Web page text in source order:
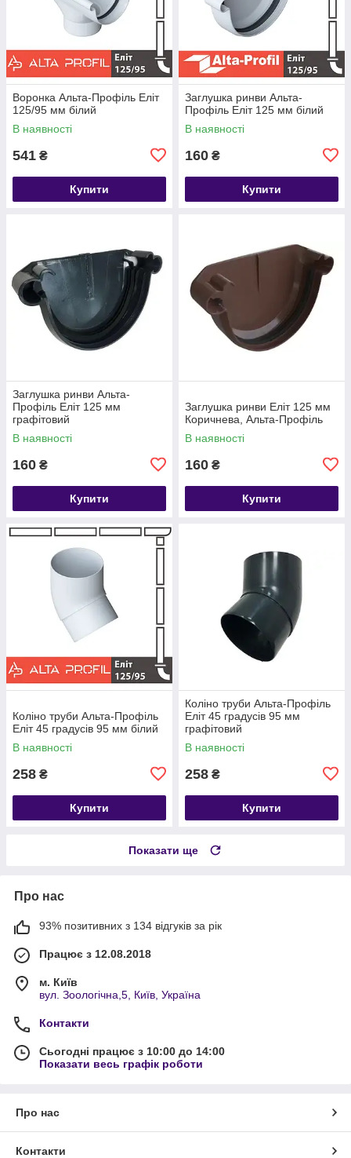
Воронка Альта-Профіль Еліт
125/95 мм білий
В наявності
541 ₴
Купити
Заглушка ринви Альта-
Профіль Еліт 125 мм білий
В наявності
160 ₴
Купити
Заглушка ринви Альта-
Профіль Еліт 125 мм
графітовий
В наявності
160 ₴
Купити
Заглушка ринви Еліт 125 мм
Коричнева, Альта-Профіль
В наявності
160 ₴
Купити
Коліно труби Альта-Профіль
Еліт 45 градусів 95 мм білий
В наявності
258 ₴
Купити
Коліно труби Альта-Профіль
Еліт 45 градусів 95 мм
графітовий
В наявності
258 ₴
Купити
Показати ще
Про нас
93% позитивних з 134 відгуків за рік
Працює з 12.08.2018
м. Київ
вул. Зоологічна,5, Київ, Україна
Контакти
Сьогодні працює з 10:00 до 14:00
Показати весь графік роботи
Про нас
Контакти